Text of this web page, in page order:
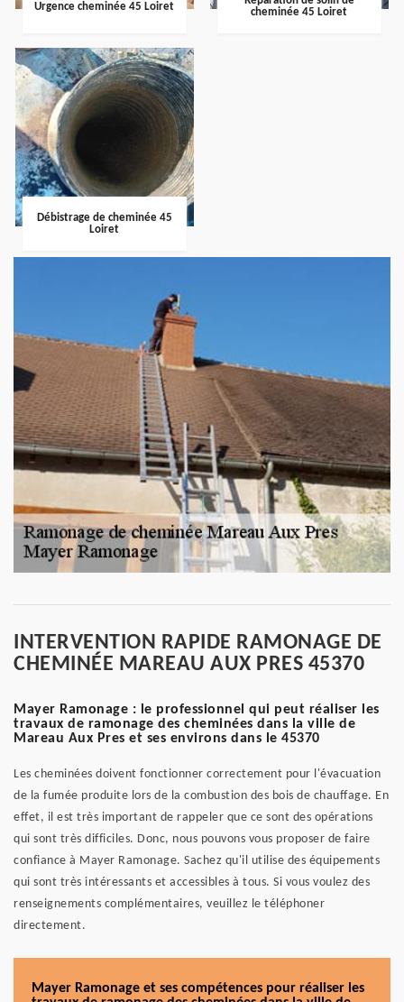
Urgence cheminée 45 Loiret
cheminée 45 Loiret
Débistrage de cheminée 45
Loiret
INTERVENTION RAPIDE RAMONAGE DE
CHEMINÉE MAREAU AUX PRES 45370
Mayer Ramonage : le professionnel qui peut réaliser les
travaux de ramonage des cheminées dans la ville de
Mareau Aux Pres et ses environs dans le 45370
Les cheminées doivent fonctionner correctement pour l'évacuation
de la fumée produite lors de la combustion des bois de chauffage. En
effet, il est très important de rappeler que ce sont des opérations
qui sont très difficiles. Donc, nous pouvons vous proposer de faire
confiance à Mayer Ramonage. Sachez qu'il utilise des équipements
qui sont très intéressants et accessibles à tous. Si vous voulez des
renseignements complémentaires, veuillez le téléphoner
directement.
Mayer Ramonage et ses compétences pour réaliser les